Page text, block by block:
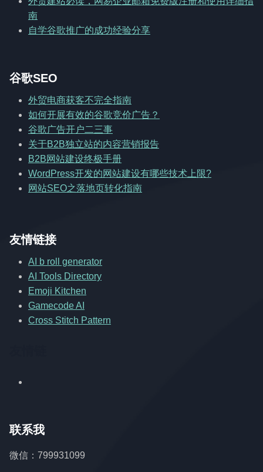
南
自学谷歌推广的成功经验分享
谷歌SEO
外贸电商获客不完全指南
如何开展有效的谷歌竞价广告？
谷歌广告开户二三事
关于B2B独立站的内容营销报告
B2B网站建设终极手册
WordPress开发的网站建设有哪些技术上限?
网站SEO之落地页转化指南
友情链接
AI b roll generator
AI Tools Directory
Emoji Kitchen
Gamecode AI
Cross Stitch Pattern
联系我
微信：799931099